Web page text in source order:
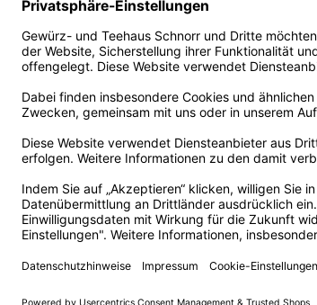
Mo - Sa
unter:
Vertrag